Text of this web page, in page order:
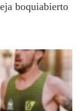
boquiabierto